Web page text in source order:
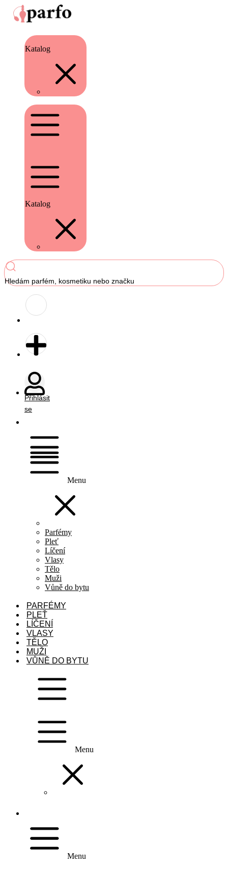
Katalog
Katalog
Hledám parfém, kosmetiku nebo značku
Přihlásit
se
Menu
Parfémy
Pleť
Líčení
Vlasy
Tělo
Muži
Vůně do bytu
PARFÉMY
PLEŤ
LÍČENÍ
VLASY
TĚLO
MUŽI
VŮNĚ DO BYTU
Menu
Menu